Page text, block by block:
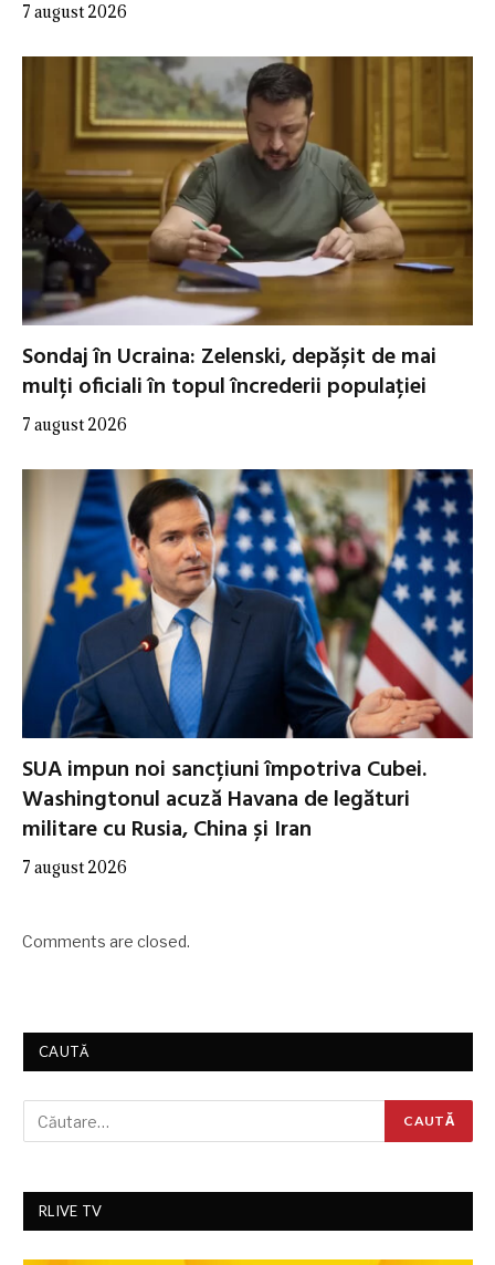
7 august 2026
Sondaj în Ucraina: Zelenski, depășit de mai
mulți oficiali în topul încrederii populației
7 august 2026
SUA impun noi sancțiuni împotriva Cubei.
Washingtonul acuză Havana de legături
militare cu Rusia, China și Iran
7 august 2026
Comments are closed.
CAUTĂ
RLIVE TV